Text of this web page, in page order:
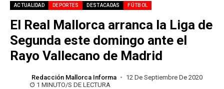
ACTUALIDAD DEPORTES DESTACADAS FÚTBOL
El Real Mallorca arranca la Liga de
Segunda este domingo ante el
Rayo Vallecano de Madrid
Redacción Mallorca Informa
12 De Septiembre De 2020
1 MINUTO/S DE LECTURA